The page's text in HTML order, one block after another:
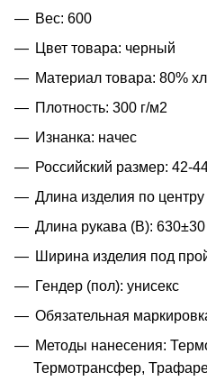
Вес: 600
Цвет товара: черный
Материал товара: 80%
Плотность: 300 г/м2
Изнанка: начес
Российский размер: 42-
Длина изделия по
Длина рукава (B): 630±30
Ширина изделия под
Гендер (пол): унисекс
Обязательная
Методы нанесения:
Термотрансфер,